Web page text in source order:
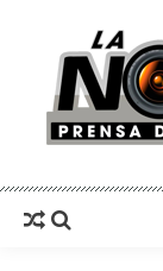
La Nota